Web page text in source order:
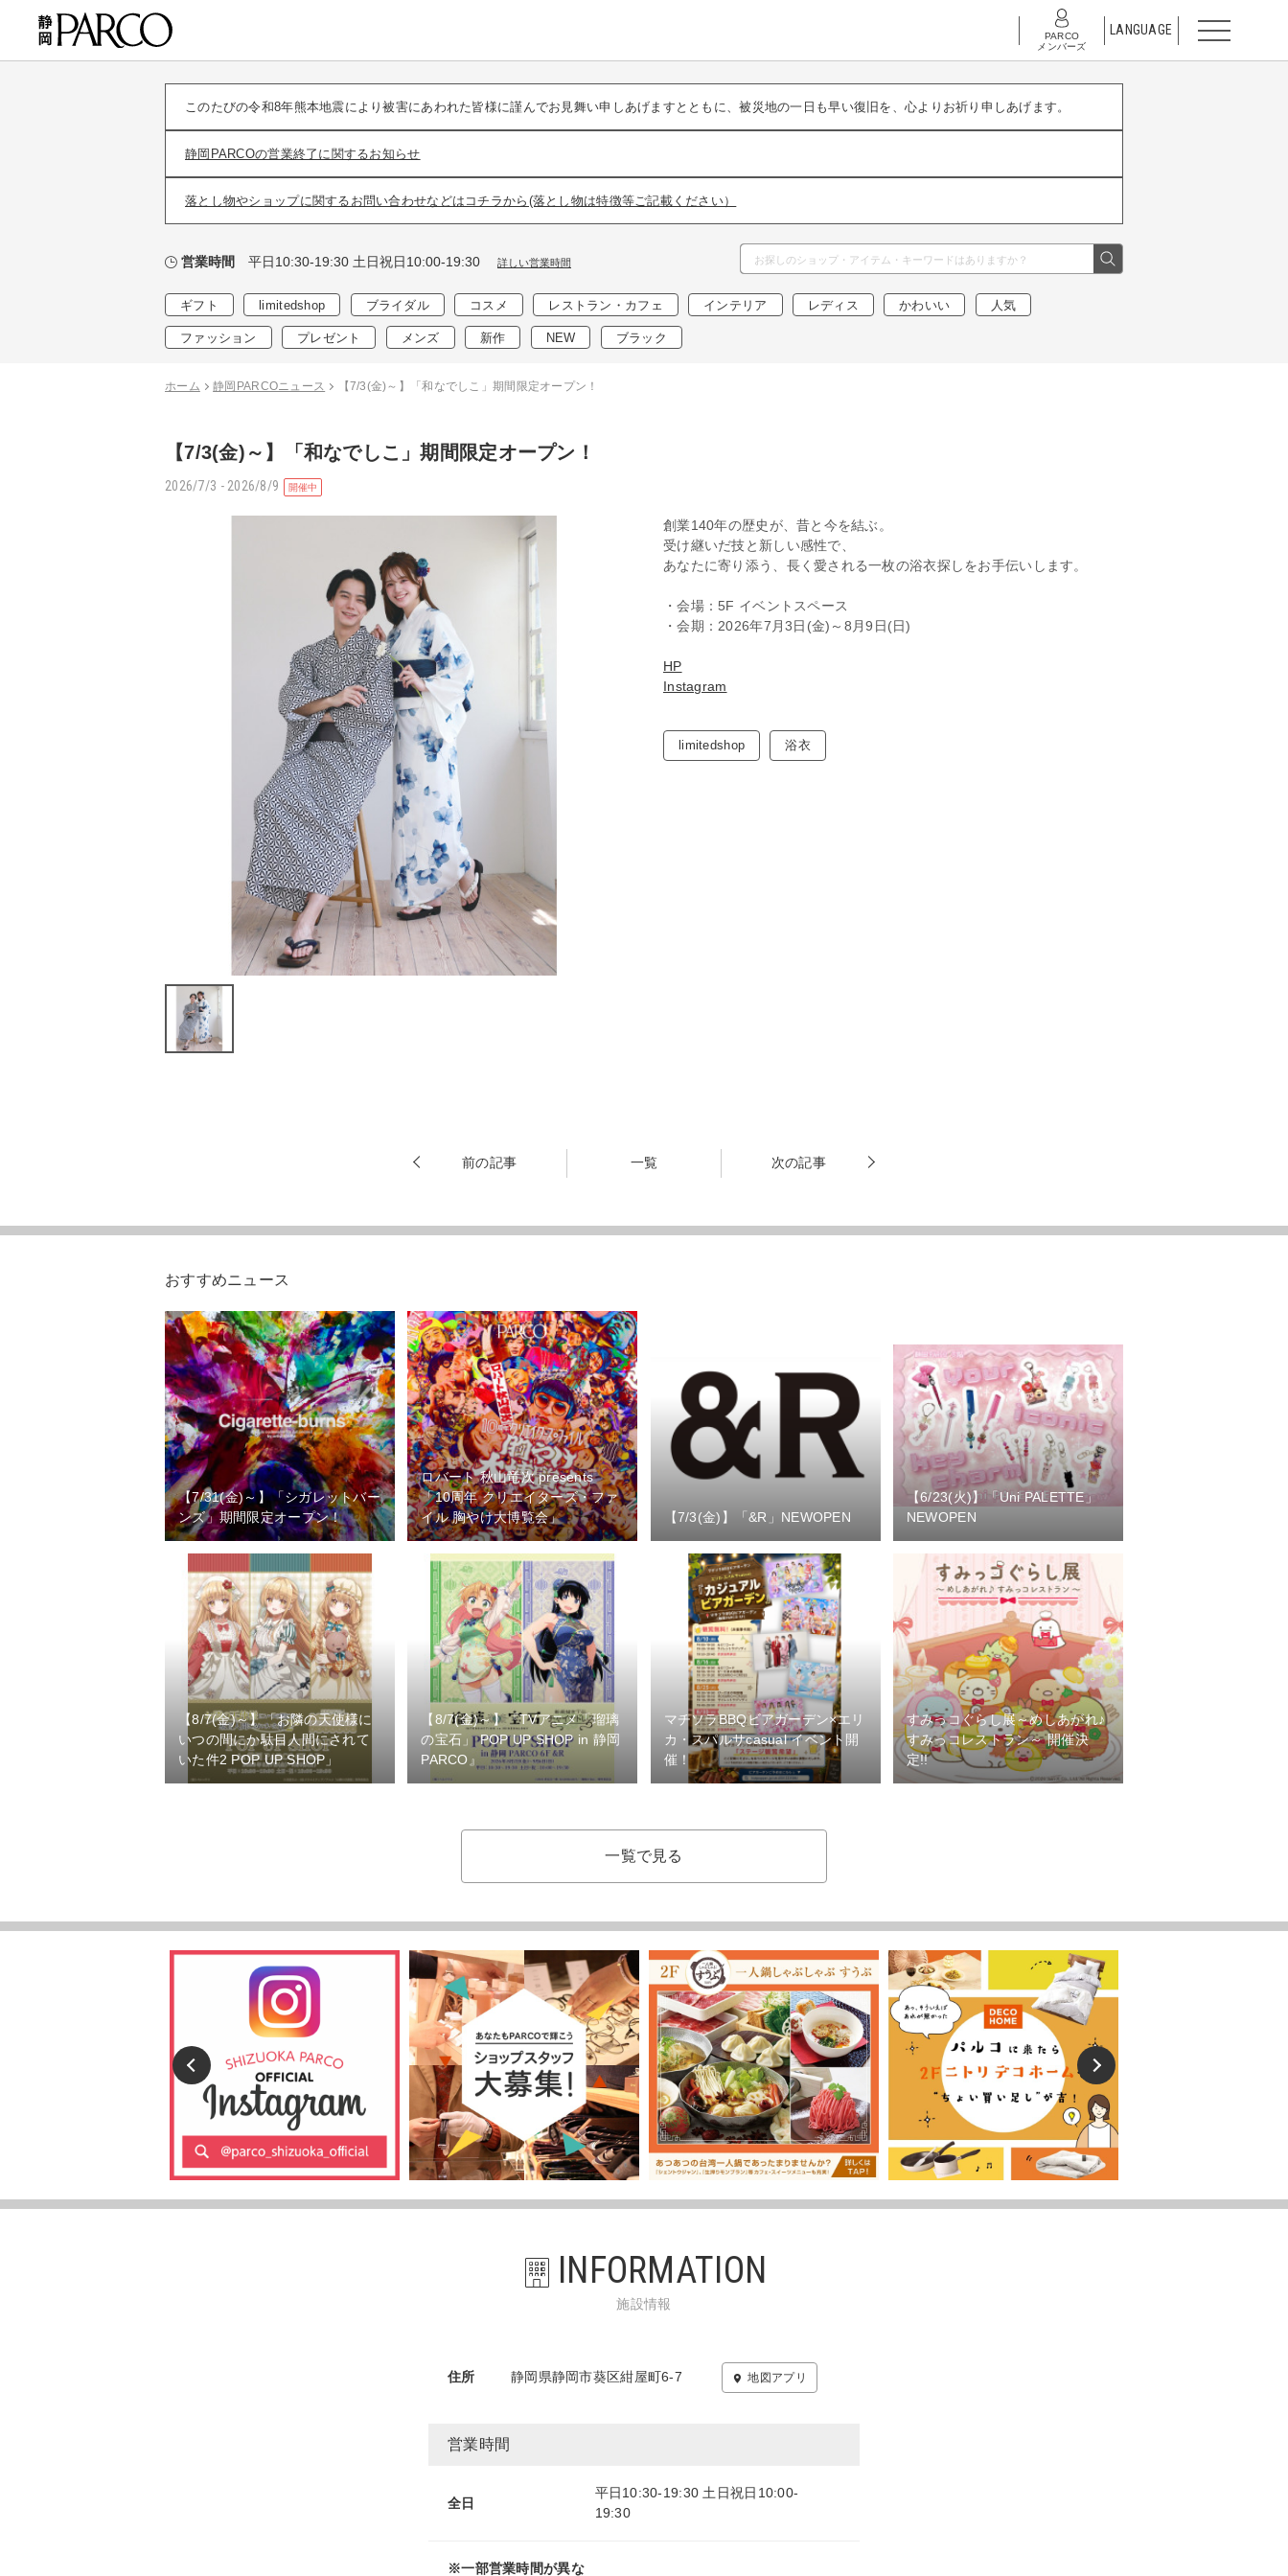
PARCO
メンバーズ
LANGUAGE
このたびの令和8年熊本地震により被害にあわれた皆様に謹んでお見舞い申しあげますとともに、被災地の一日も早い復旧を、心よりお祈り申しあげます。
静岡PARCOの営業終了に関するお知らせ
落とし物やショップに関するお問い合わせなどはコチラから(落とし物は特徴等ご記載ください）
営業時間 平日10:30-19:30 土日祝日10:00-19:30 詳しい営業時間
ギフト limitedshop ブライダル コスメ レストラン・カフェ インテリア レディス かわいい 人気
ファッション プレゼント メンズ 新作 NEW ブラック
ホーム 静岡PARCOニュース 【7/3(金)～】「和なでしこ」期間限定オープン！
【7/3(金)～】「和なでしこ」期間限定オープン！
2026/7/3 - 2026/8/9 開催中
創業140年の歴史が、昔と今を結ぶ。
受け継いだ技と新しい感性で、
あなたに寄り添う、長く愛される一枚の浴衣探しをお手伝いします。
・会場：5F イベントスペース
・会期：2026年7月3日(金)～8月9日(日)
HP
Instagram
limitedshop 浴衣
前の記事 一覧 次の記事
おすすめニュース
【7/31(金)～】「シガレットバー
ンズ」期間限定オープン！
ロバート 秋山竜次 presents
「10周年 クリエイターズ・ファ
イル 胸やけ大博覧会」
【7/3(金)】「&R」NEWOPEN
【6/23(火)】「Uni PALETTE」
NEWOPEN
【8/7(金)～】「お隣の天使様に
いつの間にか駄目人間にされて
いた件2 POP UP SHOP」
【8/7(金)～】『TVアニメ「瑠璃
の宝石」 POP UP SHOP in 静岡
PARCO』
マチソラBBQビアガーデン×エリ
カ・スパルサcasual イベント開
催！
すみっコぐらし展～めしあがれ♪
すみっコレストラン～ 開催決
定!!
一覧で見る
INFORMATION
施設情報
住所 静岡県静岡市葵区紺屋町6-7 地図アプリ
営業時間
全日
平日10:30-19:30 土日祝日10:00-
19:30
※一部営業時間が異な